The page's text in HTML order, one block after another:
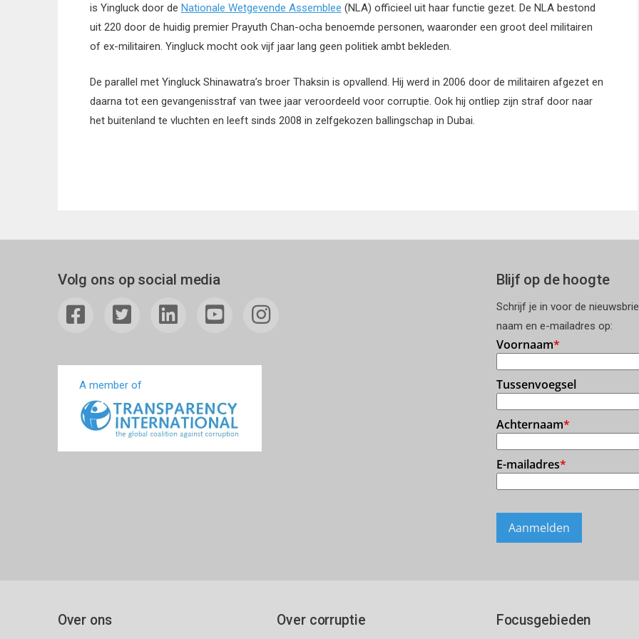
is Yingluck door de Nationale Wetgevende Assemblee (NLA) officieel uit haar functie gezet. De NLA bestond
uit 220 door de huidig premier Prayuth Chan-ocha benoemde personen, waaronder een groot deel militairen
of ex-militairen. Yingluck mocht ook vijf jaar lang geen politiek ambt bekleden.
De parallel met Yingluck Shinawatra’s broer Thaksin is opvallend. Hij werd in 2006 door de militairen afgezet en
daarna tot een gevangenisstraf van twee jaar veroordeeld voor corruptie. Ook hij ontliep zijn straf door naar
het buitenland te vluchten en leeft sinds 2008 in zelfgekozen ballingschap in Dubai.
Volg ons op social media
A member of
Blijf op de hoogte
Schrijf je in voor de
naam en e-mailadres op:
Over ons Over corruptie Focusgebieden